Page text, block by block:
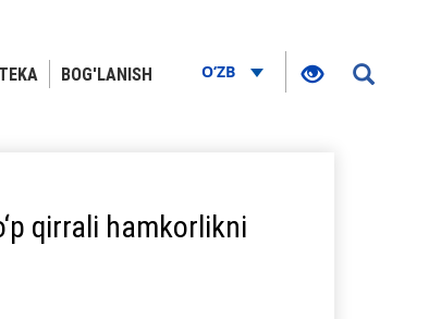
BOG'LANISH O‘ZB
qirrali hamkorlikni